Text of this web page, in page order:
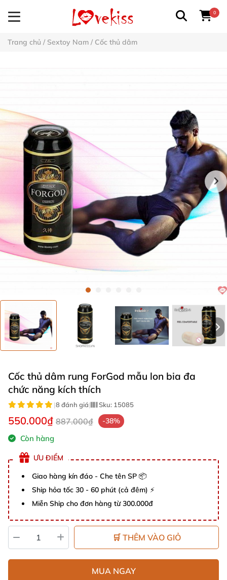
0
Trang chủ / Sextoy Nam / Cốc thủ dâm
Cốc thủ dâm rung ForGod mẫu lon bia đa
chức năng kích thích
|8 đánh giá| Sku: 15085
550.000₫ 887.000₫ -38%
Còn hàng
ƯU ĐIỂM
Giao hàng kín đáo - Che tên SP 📦
Ship hỏa tốc 30 - 60 phút (cả đêm) ⚡
Miễn Ship cho đơn hàng từ 300.000đ
🛒 THÊM VÀO GIỎ
MUA NGAY